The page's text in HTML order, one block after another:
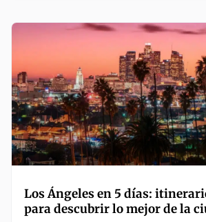
Los Ángeles en 5 días:
para descubrir lo mejor de la